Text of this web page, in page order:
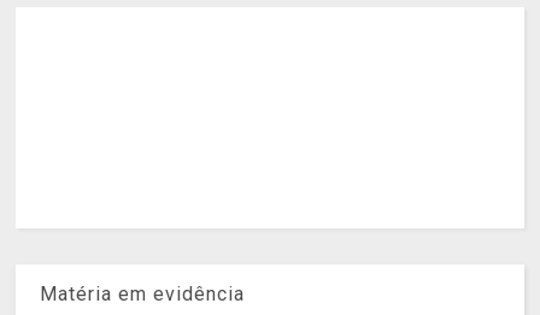
Matéria em evidência